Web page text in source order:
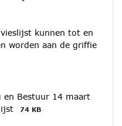
kunnen tot en
worden aan de griffie
en Bestuur 14 maart
74 KB